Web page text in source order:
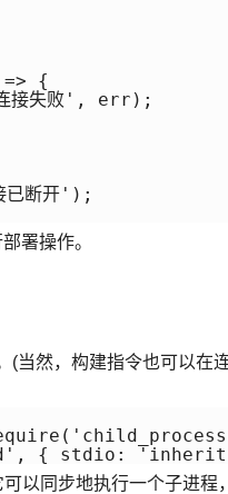
=> {
接失败', err);
已断开');
署操作。
(当然，构建指令也可以在
{ stdio:
以同步地执行一个子进